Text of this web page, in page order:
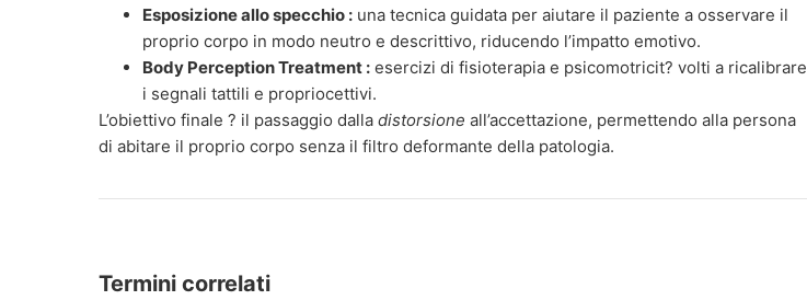
Esposizione allo specchio : una tecnica guidata per aiutare il paziente a osservare il
proprio corpo in modo neutro e descrittivo, riducendo l’impatto emotivo.
Body Perception Treatment : esercizi di fisioterapia e psicomotricit? volti a ricalibrare
i segnali tattili e propriocettivi.
L’obiettivo finale ? il passaggio dalla distorsione all’accettazione, permettendo alla persona
di abitare il proprio corpo senza il filtro deformante della patologia.
Termini correlati